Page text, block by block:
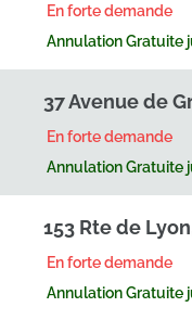
En forte demande
Annulation Gratuite
37 Avenue de
En forte demande
Annulation Gratuite
153 Rte de
En forte demande
Annulation Gratuite